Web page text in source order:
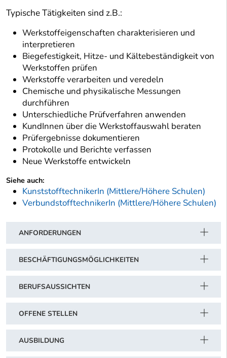
Typische Tätigkeiten sind z.B.:
Werkstoffeigenschaften charakterisieren und
interpretieren
Biegefestigkeit, Hitze- und Kältebeständigkeit von
Werkstoffen prüfen
Werkstoffe verarbeiten und veredeln
Chemische und physikalische Messungen
durchführen
Unterschiedliche Prüfverfahren anwenden
KundInnen über die Werkstoffauswahl beraten
Prüfergebnisse dokumentieren
Protokolle und Berichte verfassen
Neue Werkstoffe entwickeln
Siehe auch:
KunststofftechnikerIn (Mittlere/Höhere Schulen)
VerbundstofftechnikerIn (Mittlere/Höhere Schulen)
ANFORDERUNGEN
BESCHÄFTIGUNGSMÖGLICHKEITEN
BERUFSAUSSICHTEN
OFFENE STELLEN
AUSBILDUNG